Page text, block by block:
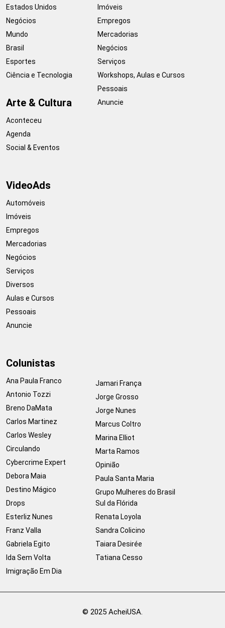
Estados Unidos
Negócios
Mundo
Brasil
Esportes
Ciência e Tecnologia
Arte & Cultura
Aconteceu
Agenda
Social & Eventos
Imóveis
Empregos
Mercadorias
Negócios
Serviços
Workshops, Aulas e Cursos
Pessoais
Anuncie
VideoAds
Automóveis
Imóveis
Empregos
Mercadorias
Negócios
Serviços
Diversos
Aulas e Cursos
Pessoais
Anuncie
Colunistas
Ana Paula Franco
Antonio Tozzi
Breno DaMata
Carlos Martinez
Carlos Wesley
Circulando
Cybercrime Expert
Debora Maia
Destino Mágico
Drops
Esterliz Nunes
Franz Valla
Gabriela Egito
Ida Sem Volta
Imigração Em Dia
Jamari França
Jorge Grosso
Jorge Nunes
Marcus Coltro
Marina Elliot
Marta Ramos
Opinião
Paula Santa Maria
Grupo Mulheres do Brasil
Sul da Flórida
Renata Loyola
Sandra Colicino
Taiara Desirée
Tatiana Cesso
© 2025 AcheiUSA.